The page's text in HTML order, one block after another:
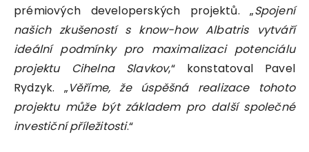
prémiových developerských projektů. „Spojení
našich zkušeností s know-how Albatris vytváří
ideální podmínky pro maximalizaci potenciálu
projektu Cihelna Slavkov,“ konstatoval Pavel
Rydzyk. „Věříme, že úspěšná realizace tohoto
projektu může být základem pro další společné
investiční příležitosti.“